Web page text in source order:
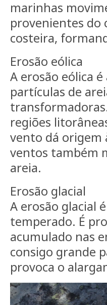
marinhas
provenientes do
costeira,
Erosão eólica
A erosão eólica
partículas de
regiões
vento dá origem
ventos também
areia.
Erosão glacial
A erosão glacial
temperado. É
acumulado nas
consigo grande
provoca o